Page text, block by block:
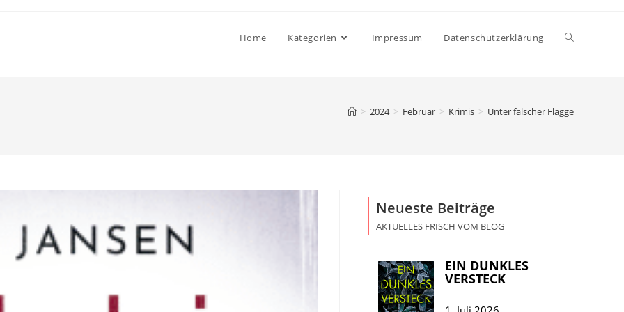
Home Kategorien Impressum Datenschutzerklärung
> 2024 > Februar > Krimis > Unter falscher Flagge
Neueste Beiträge
AKTUELLES FRISCH VOM BLOG
EIN DUNKLES
VERSTECK